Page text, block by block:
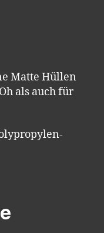
Matte Hüllen
als auch für